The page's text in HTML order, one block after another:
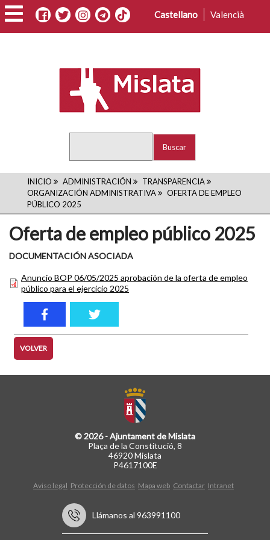
Pasar
al
contenido
Castellano Valencià
RUTA
DE
NAVEGACIÓN
INICIO ADMINISTRACIÓN
TRANSPARENCIA
ORGANIZACIÓN ADMINISTRATIVA
OFERTA DE EMPLEO
PÚBLICO 2025
Oferta de empleo público 2025
DOCUMENTACIÓN ASOCIADA
Anuncio BOP 06/05/2025 aprobación de la oferta de empleo
público para el ejercicio 2025
VOLVER
© 2026 - Ajuntament de Mislata
Plaça de la Constitució, 8
46920 Mislata
P4617100E
Aviso legal Protección de datos Mapa web Contactar Intranet
Llámanos al 963991100